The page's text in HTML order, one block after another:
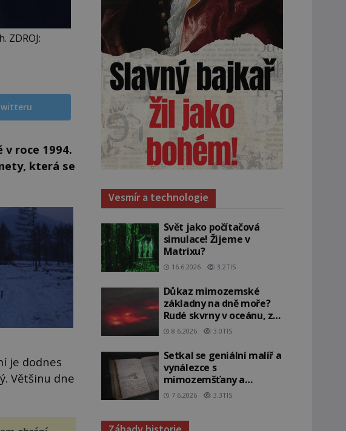
ZDROJ:
v roce 1994.
která se
je dodnes
Většinu dne
Vesmír a technologie
Svět jako počítačová
simulace! Žijeme v
Matrixu?
16.6.2026 3.2TIS
Důkaz mimozemské
základny na dně moře?
Rudé skvrny v oceánu, ze
kterých srší blesky!
8.6.2026 3.0TIS
Setkal se geniální malíř a
vynálezce s
mimozemšťany a
vstoupil do jiné dimenze?
7.6.2026 3.3TIS